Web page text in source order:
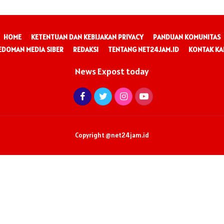
HOME KETENTUAN DAN KEBIJAKAN PRIVACY
PANDUAN KOMUNITAS
MEDIA SIBER
REDAKSI TENTANG NET24JAM.ID KONTAK
News Expost today
Copyright @net24jam.id